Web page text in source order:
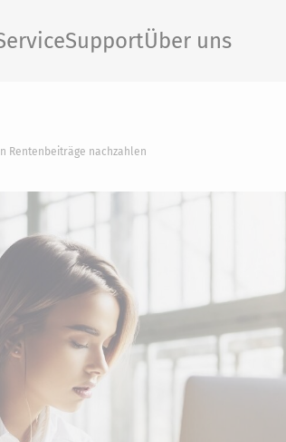
SupportÜber uns
Rentenbeiträge nachzahlen